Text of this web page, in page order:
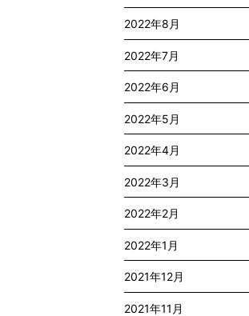
2022年8月
2022年7月
2022年6月
2022年5月
2022年4月
2022年3月
2022年2月
2022年1月
2021年12月
2021年11月